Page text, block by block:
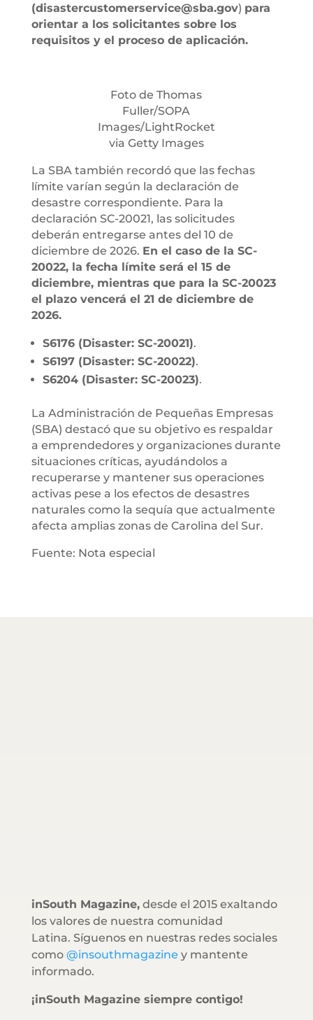
(disastercustomerservice@sba.gov) para
orientar a los solicitantes sobre los
requisitos y el proceso de aplicación.
Foto de Thomas
Fuller/SOPA
Images/LightRocket
via Getty Images
La SBA también recordó que las fechas
límite varían según la declaración de
desastre correspondiente. Para la
declaración SC-20021, las solicitudes
deberán entregarse antes del 10 de
diciembre de 2026. En el caso de la SC-
20022, la fecha límite será el 15 de
diciembre, mientras que para la SC-20023
el plazo vencerá el 21 de diciembre de
2026.
S6176 (Disaster: SC-20021).
S6197 (Disaster: SC-20022).
S6204 (Disaster: SC-20023).
La Administración de Pequeñas Empresas
(SBA) destacó que su objetivo es respaldar
a emprendedores y organizaciones durante
situaciones críticas, ayudándolos a
recuperarse y mantener sus operaciones
activas pese a los efectos de desastres
naturales como la sequía que actualmente
afecta amplias zonas de Carolina del Sur.
Fuente: Nota especial
inSouth Magazine,desde el 2015 exaltando
los valores de nuestra comunidad
Latina. Síguenos en nuestras redes sociales
como @insouthmagazine y mantente
informado.
¡inSouth Magazine siempre contigo!